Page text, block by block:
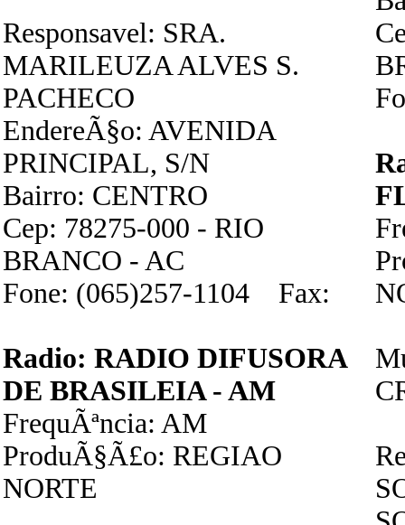
Responsavel: SRA.
MARILEUZA ALVES S.
PACHECO
EndereÃ§o: AVENIDA
PRINCIPAL, S/N
Bairro: CENTRO
Cep: 78275-000 - RIO
BRANCO - AC
Fone: (065)257-1104 Fax:
Radio: RADIO DIFUSORA
DE BRASILEIA - AM
FrequÃªncia: AM
ProduÃ§Ã£o: REGIAO
NORTE